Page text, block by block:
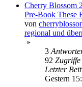
Cherry Blossom
Pre-Book These
von
regional und
»
3
92 Zugriffe
Letzter
Gestern